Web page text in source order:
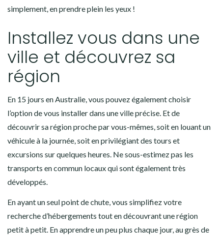
simplement, en prendre plein les yeux !
Installez vous dans une
ville et découvrez sa
région
En 15 jours en Australie, vous pouvez également choisir
l’option de vous installer dans une ville précise. Et de
découvrir sa région proche par vous-mêmes, soit en louant un
véhicule à la journée, soit en privilégiant des tours et
excursions sur quelques heures. Ne sous-estimez pas les
transports en commun locaux qui sont également très
développés.
En ayant un seul point de chute, vous simplifiez votre
recherche d’hébergements tout en découvrant une région
petit à petit. En apprendre un peu plus chaque jour, au grès de